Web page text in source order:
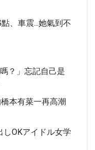
、車震...她氣到不
？」忘記自己是
本有菜一再高潮
しOKアイドル女学